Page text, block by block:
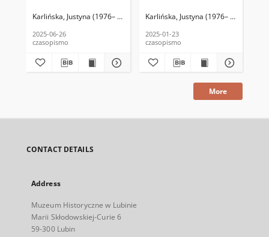
Karlińska, Justyna (1976– ) (red.)
Tworek, Kamila (1985– ) (proj. graf.,
2025-06-26
czasopismo
Karlińska, Justyna (1976– ) (red.)
2025-01-23
czasopismo
More
CONTACT DETAILS
Address
Muzeum Historyczne w Lubinie
Marii Skłodowskiej-Curie 6
59-300 Lubin